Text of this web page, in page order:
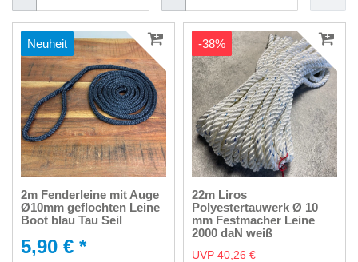
Neuheit
2m Fenderleine mit Auge
Ø10mm geflochten Leine
Boot blau Tau Seil
5,90 € *
-38%
22m Liros
Polyestertauwerk Ø 10
mm Festmacher Leine
2000 daN weiß
UVP 40,26 €